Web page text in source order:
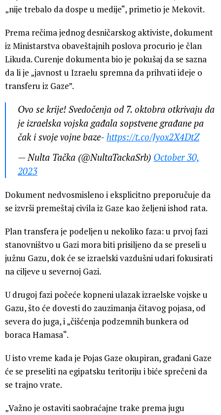
„nije trebalo da dospe u medije“, primetio je Mekovit.
Prema rečima jednog desničarskog aktiviste, dokument
iz Ministarstva obaveštajnih poslova procurio je član
Likuda. Curenje dokumenta bio je pokušaj da se sazna
da li je „javnost u Izraelu spremna da prihvati ideje o
transferu iz Gaze”.
Ovo se krije! Svedočenja od 7. oktobra otkrivaju da
je izraelska vojska gađala sopstvene građane pa
čak i svoje vojne baze- https://t.co/Jyox2X4DtZ
— Nulta Tačka (@NultaTackaSrb) October 30,
2023
Dokument nedvosmisleno i eksplicitno preporučuje da
se izvrši premeštaj civila iz Gaze kao željeni ishod rata.
Plan transfera je podeljen u nekoliko faza: u prvoj fazi
stanovništvo u Gazi mora biti prisiljeno da se preseli u
južnu Gazu, dok će se izraelski vazdušni udari fokusirati
na ciljeve u severnoj Gazi.
U drugoj fazi počeće kopneni ulazak izraelske vojske u
Gazu, što će dovesti do zauzimanja čitavog pojasa, od
severa do juga, i „čišćenja podzemnih bunkera od
boraca Hamasa“.
U isto vreme kada je Pojas Gaze okupiran, građani Gaze
će se preseliti na egipatsku teritoriju i biće sprečeni da
se trajno vrate.
„Važno je ostaviti saobraćajne trake prema jugu